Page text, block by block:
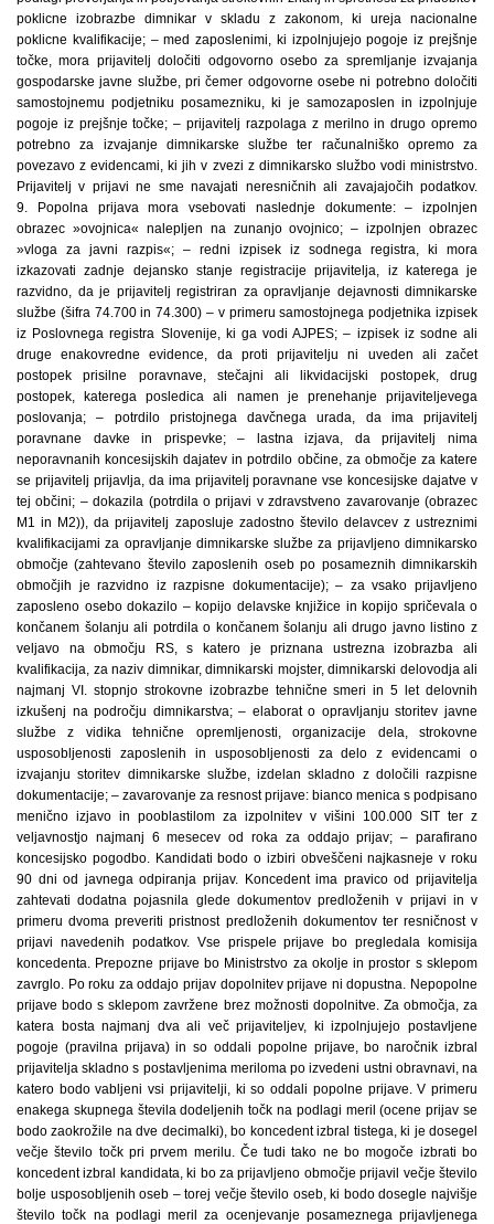
poklicne izobrazbe dimnikar v skladu z zakonom, ki ureja nacionalne
poklicne kvalifikacije; – med zaposlenimi, ki izpolnjujejo pogoje iz prejšnje
točke, mora prijavitelj določiti odgovorno osebo za spremljanje izvajanja
gospodarske javne službe, pri čemer odgovorne osebe ni potrebno določiti
samostojnemu podjetniku posamezniku, ki je samozaposlen in izpolnjuje
pogoje iz prejšnje točke; – prijavitelj razpolaga z merilno in drugo opremo
potrebno za izvajanje dimnikarske službe ter računalniško opremo za
povezavo z evidencami, ki jih v zvezi z dimnikarsko službo vodi ministrstvo.
Prijavitelj v prijavi ne sme navajati neresničnih ali zavajajočih podatkov.
9. Popolna prijava mora vsebovati naslednje dokumente: – izpolnjen
obrazec »ovojnica« nalepljen na zunanjo ovojnico; – izpolnjen obrazec
»vloga za javni razpis«; – redni izpisek iz sodnega registra, ki mora
izkazovati zadnje dejansko stanje registracije prijavitelja, iz katerega je
razvidno, da je prijavitelj registriran za opravljanje dejavnosti dimnikarske
službe (šifra 74.700 in 74.300) – v primeru samostojnega podjetnika izpisek
iz Poslovnega registra Slovenije, ki ga vodi AJPES; – izpisek iz sodne ali
druge enakovredne evidence, da proti prijavitelju ni uveden ali začet
postopek prisilne poravnave, stečajni ali likvidacijski postopek, drug
postopek, katerega posledica ali namen je prenehanje prijaviteljevega
poslovanja; – potrdilo pristojnega davčnega urada, da ima prijavitelj
poravnane davke in prispevke; – lastna izjava, da prijavitelj nima
neporavnanih koncesijskih dajatev in potrdilo občine, za območje za katere
se prijavitelj prijavlja, da ima prijavitelj poravnane vse koncesijske dajatve v
tej občini; – dokazila (potrdila o prijavi v zdravstveno zavarovanje (obrazec
M1 in M2)), da prijavitelj zaposluje zadostno število delavcev z ustreznimi
kvalifikacijami za opravljanje dimnikarske službe za prijavljeno dimnikarsko
območje (zahtevano število zaposlenih oseb po posameznih dimnikarskih
območjih je razvidno iz razpisne dokumentacije); – za vsako prijavljeno
zaposleno osebo dokazilo – kopijo delavske knjižice in kopijo spričevala o
končanem šolanju ali potrdila o končanem šolanju ali drugo javno listino z
veljavo na območju RS, s katero je priznana ustrezna izobrazba ali
kvalifikacija, za naziv dimnikar, dimnikarski mojster, dimnikarski delovodja ali
najmanj VI. stopnjo strokovne izobrazbe tehnične smeri in 5 let delovnih
izkušenj na področju dimnikarstva; – elaborat o opravljanju storitev javne
službe z vidika tehnične opremljenosti, organizacije dela, strokovne
usposobljenosti zaposlenih in usposobljenosti za delo z evidencami o
izvajanju storitev dimnikarske službe, izdelan skladno z določili razpisne
dokumentacije; – zavarovanje za resnost prijave: bianco menica s podpisano
menično izjavo in pooblastilom za izpolnitev v višini 100.000 SIT ter z
veljavnostjo najmanj 6 mesecev od roka za oddajo prijav; – parafirano
koncesijsko pogodbo. Kandidati bodo o izbiri obveščeni najkasneje v roku
90 dni od javnega odpiranja prijav. Koncedent ima pravico od prijavitelja
zahtevati dodatna pojasnila glede dokumentov predloženih v prijavi in v
primeru dvoma preveriti pristnost predloženih dokumentov ter resničnost v
prijavi navedenih podatkov. Vse prispele prijave bo pregledala komisija
koncedenta. Prepozne prijave bo Ministrstvo za okolje in prostor s sklepom
zavrglo. Po roku za oddajo prijav dopolnitev prijave ni dopustna. Nepopolne
prijave bodo s sklepom zavržene brez možnosti dopolnitve. Za območja, za
katera bosta najmanj dva ali več prijaviteljev, ki izpolnjujejo postavljene
pogoje (pravilna prijava) in so oddali popolne prijave, bo naročnik izbral
prijavitelja skladno s postavljenima meriloma po izvedeni ustni obravnavi, na
katero bodo vabljeni vsi prijavitelji, ki so oddali popolne prijave. V primeru
enakega skupnega števila dodeljenih točk na podlagi meril (ocene prijav se
bodo zaokrožile na dve decimalki), bo koncedent izbral tistega, ki je dosegel
večje število točk pri prvem merilu. Če tudi tako ne bo mogoče izbrati bo
koncedent izbral kandidata, ki bo za prijavljeno območje prijavil večje število
bolje usposobljenih oseb – torej večje število oseb, ki bodo dosegle najvišje
število točk na podlagi meril za ocenjevanje posameznega prijavljenega